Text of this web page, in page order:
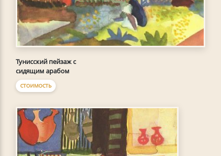
Тунисский пейзаж с
сидящим арабом
СТОИМОСТЬ